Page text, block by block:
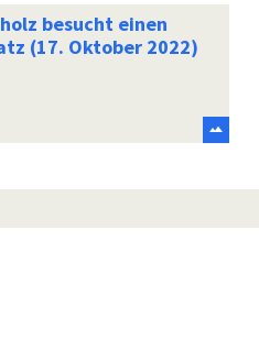
besucht einen
(17. Oktober 2022)